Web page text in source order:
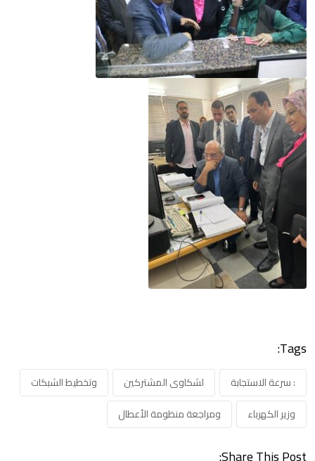
Tags:
: سرعة الاستجابة لشكاوى المشتركين
وتخطيط الشبكات
وزير الكهرباء
ومراجعة منظومة الأعطال